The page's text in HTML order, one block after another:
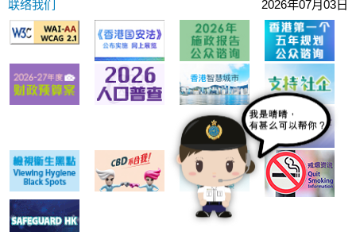
komunidad.
Sa gawaing pangangalaga, ang CSD ay patuloy na gagamit
ng mga makabagong teknolohiya para isulong ang mataas
na kalidad na pag-unlad ng pamamahala ng penal, at para
aktibong ipakilala ang mga elektronikong serbisyo para sa
kaginhawahan ng publiko. Palalakasin din ng Departamento
ang mga propesyonal na palitan sa mga katapat nito sa
Greater Bay Area at sa buong mundo hindi lamang para
isulong ang pakikipagtulungan sa mga katabing teritoryo,
kundi para bigyang-daan ang ating mga katapat mula sa
iba't ibang lugar na malaman ang tungkol sa mga
natatanging kalamangan at pinakabagong mga pag-unlad ng
Psgkamakabayan
Itinatanim namin ang malalim na damdamin ng
pagkamakabayan nang may pagmamahal sa ating
bansa at Hong Kong, gayundin ang pagbabalikat sa
mga misyong pangalagaan ang pambansang seguridad
at ang pagpapanatili ng katatagan ng lipunan.
Integridad
Pananagutan natin ang ating mga aksyon sa
pamamagitan ng pagtataguyod ng mataas na etikal at
moral na pamantayan, at may karangalan na
maglingkod sa ating lipunan.
Propesyonalismo
Nagsusumikap kami para sa kahusayan sa
pagsasanay koreksyonal at umasa sa mabuting
paggamit ng mga yaman, at ipinagmamalaki namin ang
aming tungkulin bilang tagapangalaga ng lipunan at
pamamagitan ng CSD website o CSD mobile
application para magsumite ng aplikasyon, at
pagkatapos ay pumunta sa institusyong koreksyonal
kung saan personal na pinapasok ang taong nasa
kustodiya para sa pagpapatunay ng pagkakakilanlan; o
Bisitahin ang institusyong koreksyonal kung saan
personal na pinapasok ang taong nasa kustodiya upang
magsumite ng aplikasyon at sumailalim sa
pagpapatunay ng pagkakakilanlan.
Matapos makumpleto ang isang pagpaparehistro ng
account, ang pahintulot ng taong nasa kustodiya ay dapat
ding makuha bago magamit ng mga bisita ang SVEBS.
Maaaring mag-book ang mga user para sa isang social visit
Mga highlight
Upang gumawa ng mga appointment para sa Mga
Social na Pagbisita sa pamamagitan ng paggamit ng
desktop o mga mobile device
Upang magsagawa ng advance booking hanggang 7
araw sa pamamagitan ng Social Visit e-Booking
System (Naaayon sa mga oras ng pagbisita ng social
visit ng bawat correctional facility. Para sa mga detalye,
mangyaring sumangguni sa impormasyon sa website
ng mga indibidwal na correctional facility)
Agarang pag-access sa mga available na session ng
booking
Matapos magawa ang appointment sa social visit,
ang komunidad na mas maunawaan ang mga
pangangailangan at problema ng mga rehabilitasyon na
nagkasala at umapila para sa kanilang suporta. Kasama sa
mga aktibidad na ito ang mga proyekto sa pakikilahok sa
komunidad na magkasamang idinaos sa iba't ibang District
Fight Crime Committee, mga symposium sa pagtatrabaho
ng mga rehabilitadong mga nagkasala, mga espesyal na
programa sa TV at radyo, Mga Anunsyo sa TV at Radyo sa
Pampublikong Interes, mga eksibisyon at mga produksyon
na nagtataguyod ng mga talento ng mga bilanggo atbp.
Tinatanggap at pinapadali ng Departamento ang pakikilahok
Kong Correctional Services Academy, mga klase sa
pagsasanay sa pisikal na kalakasan ng katawan at mga
workshop ng kasanayan sa pakikipanayam, atbp., ay
inorganisa na may layuning tulungan ang mga kabataan ng
NEC sa pagbuo ng mga positibong halaga at pagpaplano ng
kanilang mga landas sa buhay. Bukod dito, ang mga
pakikipagtalastasan ng harap harapan ay isinasagawa
upang matulungan ang mga kabataan ng NEC na harapin
ang mga kahirapan sa paghahanap ng trabaho, upang
mapataas ang kanilang motibasyon sa pagsali sa CSD, na
nagbibigay-daan naman sa kanila na mag-ambag sa
lipunan.
selyo.
(852) 2511 3511
Fax
(852) 2802 0184
E-mail
email@csd.gov.hk(Pangkalahatang
Pagtatanong)
comroffice@csd.gov.hk(Opisina ng
Web Site
https://www.csd.gov.hk
联络我们
2026年07月03日